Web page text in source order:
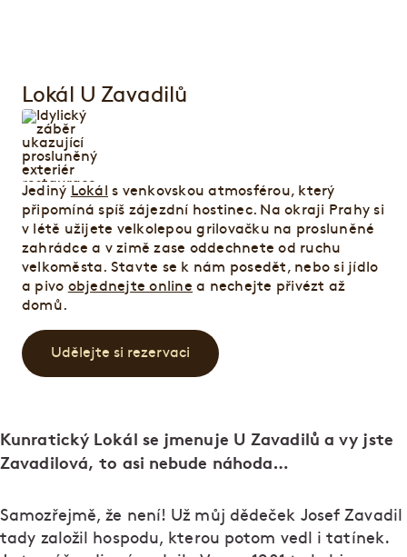
Lokál U Zavadilů
Jediný Lokál
s venkovskou atmosférou, který
připomíná spíš zájezdní hostinec. Na okraji Prahy si
v létě užijete velkolepou grilovačku na prosluněné
zahrádce a v zimě zase oddechnete od ruchu
velkoměsta. Stavte se k nám posedět, nebo si jídlo
a pivo objednejte online a nechejte přivézt až
domů.
Udělejte si rezervaci
Kunratický Lokál se jmenuje U Zavadilů a vy jste
Zavadilová, to asi nebude náhoda…
Samozřejmě, že není! Už můj dědeček Josef Zavadil
tady založil hospodu, kterou potom vedl i tatínek.